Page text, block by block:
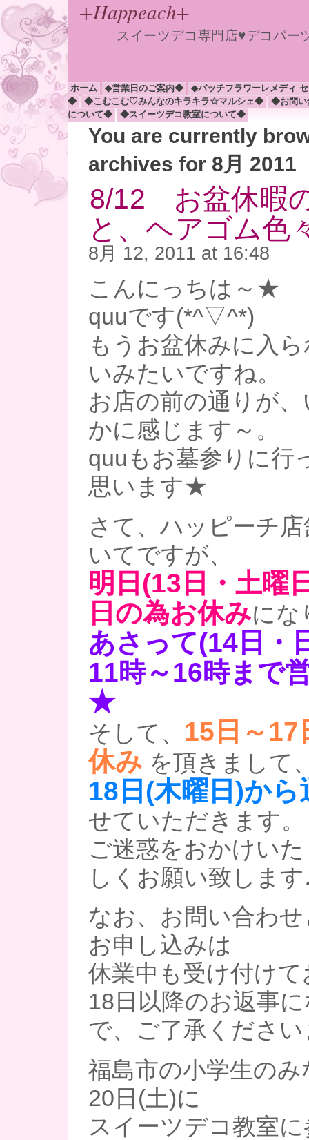
+Happeach+
スイーツデコ専門店♥デコパ
ホーム ◆営業日のご案内◆
◆バッチフラワーレメディ
◆
◆こむこむ♡みんなのキラキラ☆マルシェ◆
◆お問
について◆
◆スイーツデコ教室について◆
You are currently
archives for 8月 2011
8/12 お盆休暇
と、ヘアゴム色
8月 12, 2011 at 16:48
こんにっちは～★
quuです(*^▽^*)
もうお盆休みに入
いみたいですね。
お店の前の通りが
かに感じます～。
quuもお墓参りに行
思います★
さて、ハッピーチ
いてですが、
明日(13日・土曜
日の為お休みにな
あさって(14日・
11時～16時まで
★
そして、 15日～17
休み を頂きまして
18日(木曜日)から
せていただきます。
ご迷惑をおかけい
しくお願い致します
なお、お問い合わ
お申し込みは
休業中も受け付け
18日以降のお返事
で、ご了承くださ
福島市の小学生の
20日(土)に
スイーツデコ教室